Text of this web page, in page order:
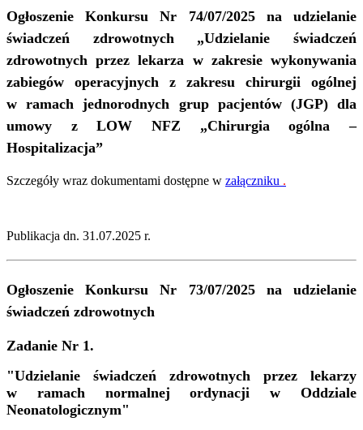
Ogłoszenie Konkursu Nr 74/07/2025 na udzielanie
świadczeń zdrowotnych „Udzielanie świadczeń
zdrowotnych przez lekarza w zakresie wykonywania
zabiegów operacyjnych z zakresu chirurgii ogólnej
w ramach jednorodnych grup pacjentów (JGP) dla
umowy z LOW NFZ „Chirurgia ogólna –
Hospitalizacja”
Szczegóły wraz dokumentami dostępne w załączniku .
Publikacja dn. 31.07.2025 r.
Ogłoszenie Konkursu Nr 73/07/2025 na udzielanie
świadczeń zdrowotnych
Zadanie Nr 1.
"Udzielanie świadczeń zdrowotnych przez lekarzy
w ramach normalnej ordynacji w Oddziale
Neonatologicznym"